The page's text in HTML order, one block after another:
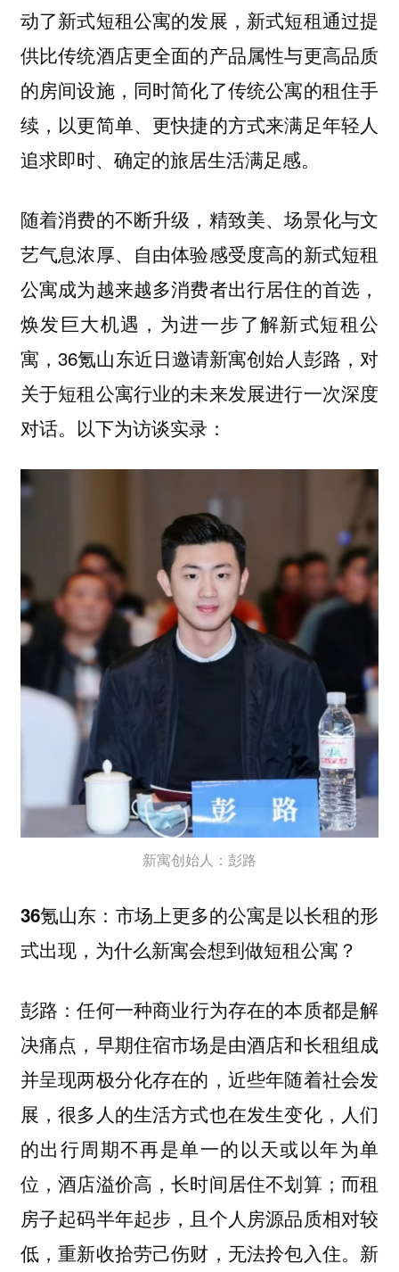
动了新式短租公寓的发展，新式短租通过提
供比传统酒店更全面的产品属性与更高品质
的房间设施，同时简化了传统公寓的租住手
续，以更简单、更快捷的方式来满足年轻人
追求即时、确定的旅居生活满足感。
随着消费的不断升级，精致美、场景化与文
艺气息浓厚、自由体验感受度高的新式短租
公寓成为越来越多消费者出行居住的首选，
焕发巨大机遇，为进一步了解新式短租公
寓，36氪山东近日邀请新寓创始人彭路，对
关于短租公寓行业的未来发展进行一次深度
对话。以下为访谈实录：
新寓创始人：彭路
36氪山东：市场上更多的公寓是以长租的形
式出现，为什么新寓会想到做短租公寓？
彭路：任何一种商业行为存在的本质都是解
决痛点，早期住宿市场是由酒店和长租组成
并呈现两极分化存在的，近些年随着社会发
展，很多人的生活方式也在发生变化，人们
的出行周期不再是单一的以天或以年为单
位，酒店溢价高，长时间居住不划算；而租
房子起码半年起步，且个人房源品质相对较
低，重新收拾劳己伤财，无法拎包入住。新